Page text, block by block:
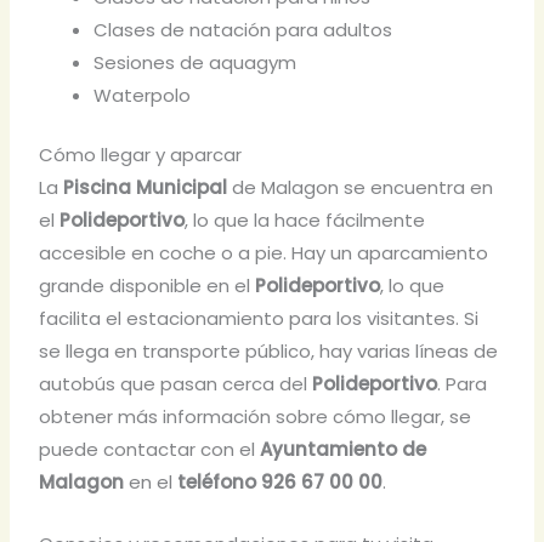
Clases de natación para adultos
Sesiones de aquagym
Waterpolo
Cómo llegar y aparcar
La Piscina Municipalde Malagon se encuentra en
el Polideportivo, lo que la hace fácilmente
accesible en coche o a pie. Hay un aparcamiento
grande disponible en el Polideportivo, lo que
facilita el estacionamiento para los visitantes. Si
se llega en transporte público, hay varias líneas de
autobús que pasan cerca del Polideportivo. Para
obtener más información sobre cómo llegar, se
puede contactar con elAyuntamiento de
Malagonen el teléfono 926 67 00 00.